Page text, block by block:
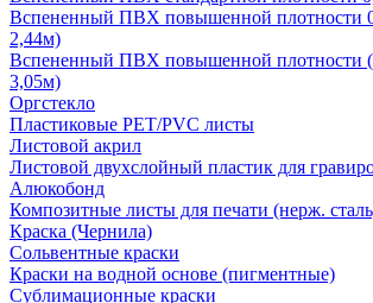
Вспененный ПВХ повышенной плотности
2,44м)
Вспененный ПВХ повышенной плотности
3,05м)
Оргстекло
Пластиковые PET/PVC листы
Листовой акрил
Листовой двухслойный пластик для
Алюкобонд
Композитные листы для печати (нерж.
Краска (Чернила)
Сольвентные краски
Краски на водной основе (пигментные)
Сублимационные краски